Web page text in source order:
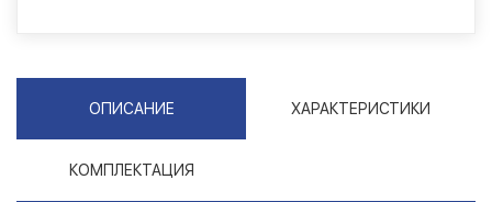
ОПИСАНИЕ ХАРАКТЕРИСТИКИ
КОМПЛЕКТАЦИЯ